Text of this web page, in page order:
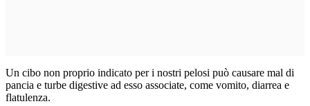
Un cibo non proprio indicato per i nostri pelosi può causare mal di
pancia e turbe digestive ad esso associate, come vomito, diarrea e
flatulenza.